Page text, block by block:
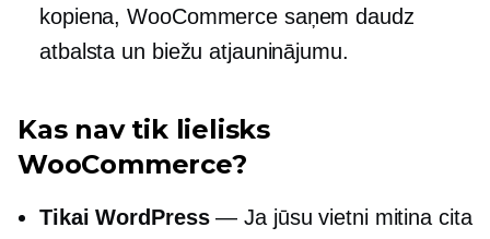
kopiena, WooCommerce saņem daudz
atbalsta un biežu atjauninājumu.
Kas nav tik lielisks
WooCommerce?
Tikai WordPress— Ja jūsu vietni mitina cita